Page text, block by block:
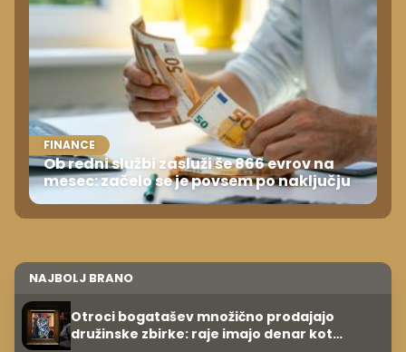
FINANCE
Ob redni službi zasluži še 866 evrov na
mesec: začelo se je povsem po naključju
NAJBOLJ BRANO
Otroci bogatašev množično prodajajo
družinske zbirke: raje imajo denar kot